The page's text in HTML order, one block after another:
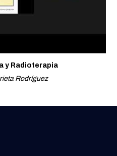
y Radioterapia
Rodríguez